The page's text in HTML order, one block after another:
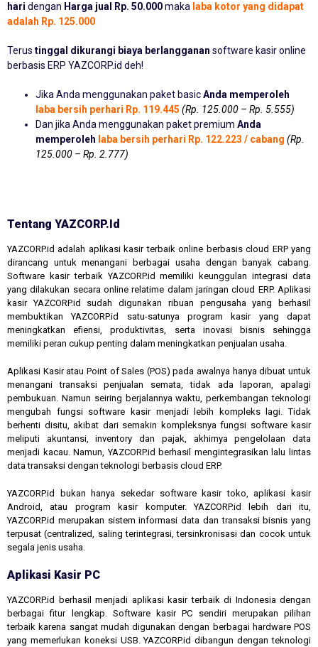
hari dengan Harga jual Rp. 50.000maka laba kotor yang didapat
adalah Rp. 125.000
Terus tinggal dikurangi biaya berlangganan software kasir online
berbasis ERP YAZCORP.id deh!
Jika Anda menggunakan paket basicAnda memperoleh
laba bersih perhari Rp. 119.445 (Rp. 125.000 – Rp. 5.555)
Dan jika Anda menggunakan paket premium Anda
memperoleh laba bersih perhari Rp. 122.223 / cabang (Rp.
125.000 – Rp. 2.777)
Tentang YAZCORP.id
YAZCORP.id adalah aplikasi kasir terbaik online berbasis cloud ERP yang
dirancang untuk menangani berbagai usaha dengan banyak cabang.
Software kasir terbaik YAZCORP.id memiliki keunggulan integrasi data
yang dilakukan secara online relatime dalam jaringan cloud ERP. Aplikasi
kasir YAZCORP.id sudah digunakan ribuan pengusaha yang berhasil
membuktikan YAZCORP.id satu-satunya program kasir yang dapat
meningkatkan efiensi, produktivitas, serta inovasi bisnis sehingga
memiliki peran cukup penting dalam meningkatkan penjualan usaha.
Aplikasi Kasir atau Point of Sales (POS) pada awalnya hanya dibuat untuk
menangani transaksi penjualan semata, tidak ada laporan, apalagi
pembukuan. Namun seiring berjalannya waktu, perkembangan teknologi
mengubah fungsi software kasir menjadi lebih kompleks lagi. Tidak
berhenti disitu, akibat dari semakin kompleksnya fungsi software kasir
meliputi akuntansi, inventory dan pajak, akhirnya pengelolaan data
menjadi kacau. Namun, YAZCORP.id berhasil mengintegrasikan lalu lintas
data transaksi dengan teknologi berbasis cloud ERP.
YAZCORP.id bukan hanya sekedar software kasir toko, aplikasi kasir
Android, atau program kasir komputer. YAZCORP.id lebih dari itu,
YAZCORP.id merupakan sistem informasi data dan transaksi bisnis yang
terpusat (centralized, saling terintegrasi, tersinkronisasi dan cocok untuk
segala jenis usaha.
Aplikasi Kasir PC
YAZCORP.id berhasil menjadi aplikasi kasir terbaik di Indonesia dengan
berbagai fitur lengkap. Software kasir PC sendiri merupakan pilihan
terbaik karena sangat mudah digunakan dengan berbagai hardware POS
yang memerlukan koneksi USB. YAZCORP.id dibangun dengan teknologi